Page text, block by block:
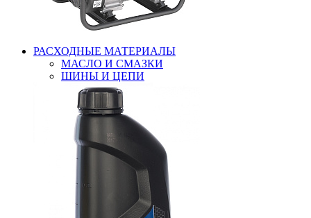
РАСХОДНЫЕ МАТЕРИАЛЫ
МАСЛО И СМАЗКИ
ШИНЫ И ЦЕПИ